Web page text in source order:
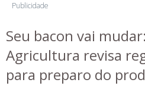
Publicidade
Seu bacon vai
Agricultura revisa
para preparo do